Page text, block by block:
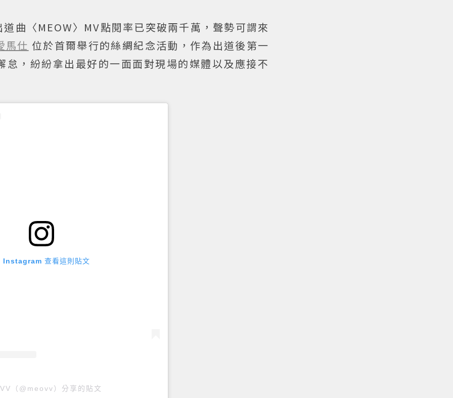
曲〈MEOW〉MV點閱率已突破兩千萬，聲勢可謂來
馬仕 位於首爾舉行的絲綢紀念活動，作為出道後第一
，紛紛拿出最好的一面面對現場的媒體以及應接不
Instagram 查看這則貼文
（@meovv）分享的貼文